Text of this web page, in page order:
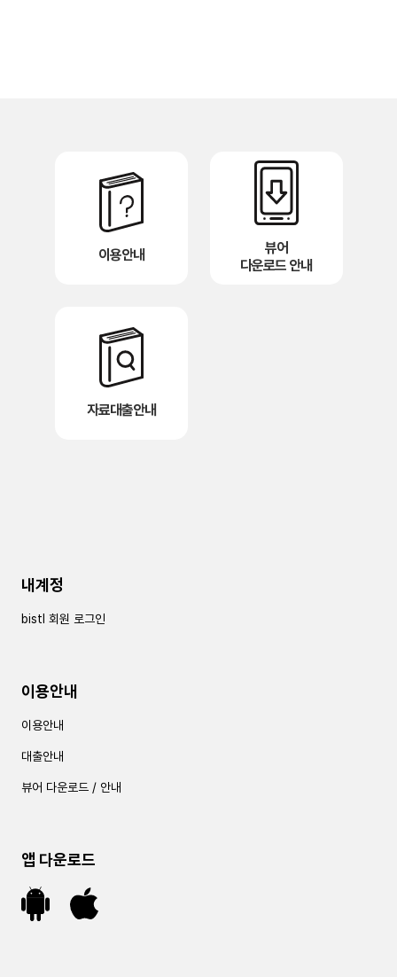
이용안내
뷰어
다운로드 안내
자료대출안내
내계정
bistl 회원 로그인
이용안내
이용안내
대출안내
뷰어 다운로드 / 안내
앱 다운로드